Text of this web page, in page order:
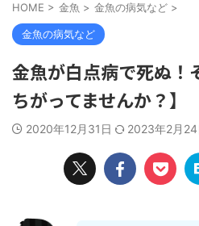
HOME > 金魚 > 金魚の病気など >
金魚の病気など
金魚が白点病で死ぬ！
ちがってませんか？】
2020年12月31日 2023年2月24